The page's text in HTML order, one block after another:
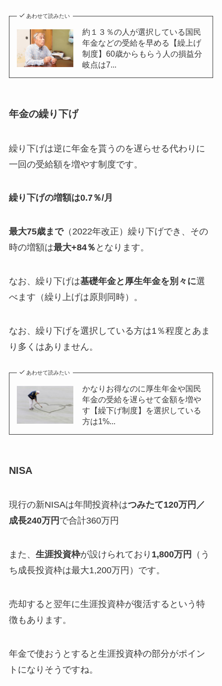
あわせて読みたい
約１３％の人が選択している国民
年金などの受給を早める【繰上げ
制度】60歳からもらう人の損益分
岐点は7...
年金の繰り下げ
繰り下げは逆に年金を貰うのを遅らせる代わりに
一回の受給額を増やす制度です。
繰り下げの増額は0.7％/月
最大75歳まで（2022年改正）繰り下げでき、その
時の増額は最大+84％ となります。
なお、繰り下げは基礎年金と厚生年金を別々に選
べます（繰り上げは原則同時）。
なお、繰り下げを選択している方は1％程度とあま
り多くはありません。
あわせて読みたい
かなりお得なのに厚生年金や国民
年金の受給を遅らせて金額を増や
す【繰下げ制度】を選択している
方は1%...
NISA
現行の新NISAは年間投資枠はつみたて120万円／
成長240万円 で合計360万円
また、 生涯投資枠が設けられており 1,800万円
（う
ち成長投資枠は最大1,200万円）です。
売却すると翌年に生涯投資枠が復活するという特
徴もあります。
年金で使おうとすると生涯投資枠の部分がポイン
トになりそうですね。